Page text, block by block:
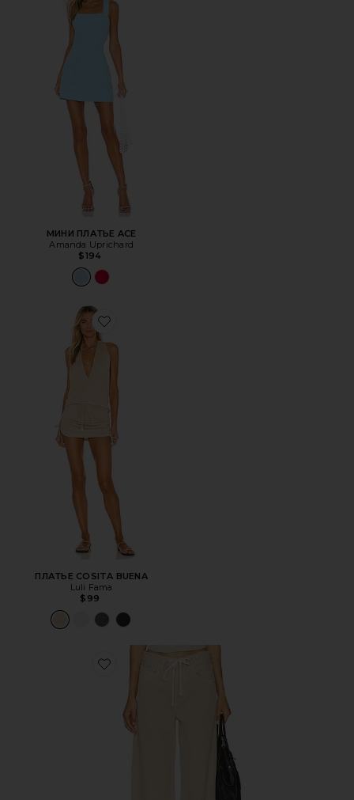
МИНИ ПЛАТЬЕ ACE
Amanda Uprichard
$194
Favorite ПЛАТЬЕ COSITA BUENA
ПЛАТЬЕ COSITA BUENA
Luli Fama
$99
Favorite БРЮКИ BRYNN